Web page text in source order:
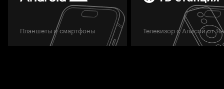
Планшеты и смартфоны Телевизор с Алисой от